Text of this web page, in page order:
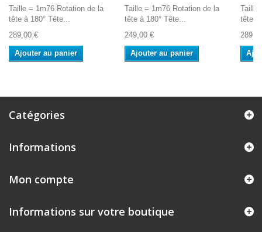
Taille = 1m76 Rotation de la
tête à 180° Tête...
289,00 €
Ajouter au panier
Taille = 1m76 Rotation de la
tête à 180° Tête...
249,00 €
Ajouter au panier
Taille
tête à
Catégories
Informations
Mon compte
Informations sur votre boutique